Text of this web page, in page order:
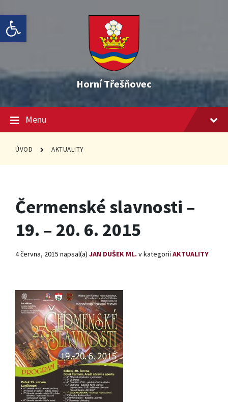
Open toolbar
to
content
to
main
navigation
to
footer
Horní Třešňovec
Menu
ÚVOD AKTUALITY
Čermenské slavnosti –
19. – 20. 6. 2015
4 června, 2015 napsal(a) JAN DUŠEK ML. v kategorii AKTUALITY